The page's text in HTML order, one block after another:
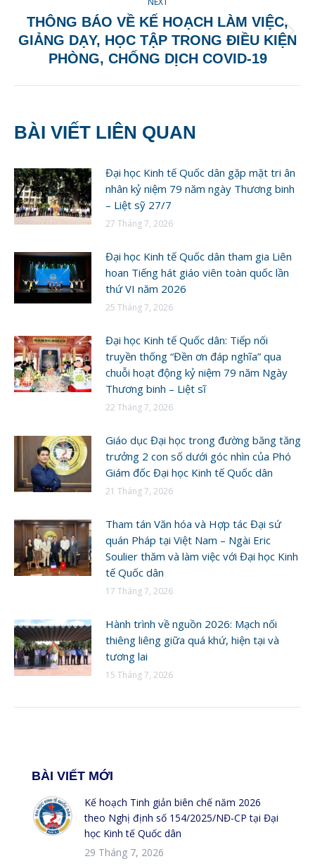
Next
post:
THÔNG BÁO VỀ KẾ HOẠCH LÀM VIỆC,
GIẢNG DẠY, HỌC TẬP TRONG ĐIỀU KIỆN
PHÒNG, CHỐNG DỊCH COVID-19
BÀI VIẾT LIÊN QUAN
Đại học Kinh tế Quốc dân gặp mặt tri ân
nhân kỷ niệm 79 năm ngày Thương binh
– Liệt sỹ 27/7
27 Tháng 7, 2026
Đại học Kinh tế Quốc dân tham gia Liên
hoan Tiếng hát giáo viên toàn quốc lần
thứ VI năm 2026
25 Tháng 7, 2026
Đại học Kinh tế Quốc dân: Tiếp nối
truyền thống “Đền ơn đáp nghĩa” qua
chuỗi hoạt động kỷ niệm 79 năm Ngày
Thương binh – Liệt sĩ
22 Tháng 7, 2026
Giáo dục Đại học trong đường băng tăng
trưởng 2 con số dưới góc nhìn của Phó
Giám đốc Đại học Kinh tế Quốc dân
21 Tháng 7, 2026
Tham tán Văn hóa và Hợp tác Đại sứ
quán Pháp tại Việt Nam – Ngài Eric
Soulier thăm và làm việc với Đại học Kinh
tế Quốc dân
17 Tháng 7, 2026
Hành trình về nguồn 2026: Mạch nối
thiêng liêng giữa quá khứ, hiện tại và
tương lai
15 Tháng 7, 2026
BÀI VIẾT MỚI
Kế hoạch Tinh giản biên chế năm 2026
theo Nghị định số 154/2025/NĐ-CP tại Đại
học Kinh tế Quốc dân
29 Tháng 7, 2026